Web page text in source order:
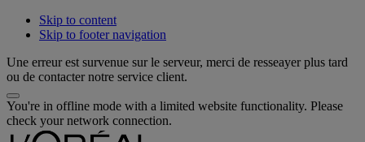
Skip to content
Skip to footer navigation
Une erreur est survenue sur le serveur, merci de resseayer plus tard
ou de contacter notre service client.
You're in offline mode with a limited website functionality. Please
check your network connection.